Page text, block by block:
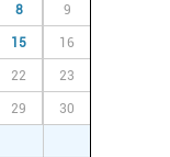
8 9
15 16
22 23
29 30